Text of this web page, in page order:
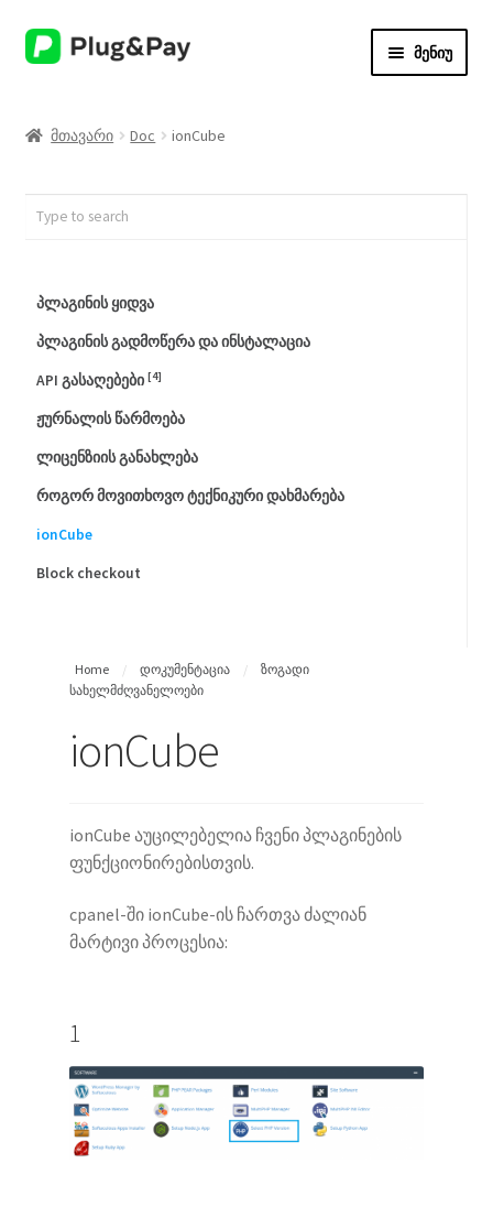
ნავიგაციაზე
გადასვლა
შიგთავსზე
გადასვლა
მენიუ
დოკუმენტაცია
ბლოგი
მთავარი Doc ionCube
პლაგინის ყიდვა
პლაგინის გადმოწერა და ინსტალაცია
API გასაღებები [4]
ჟურნალის წარმოება
ლიცენზიის განახლება
როგორ მოვითხოვო ტექნიკური დახმარება
ionCube
Block checkout
Home / დოკუმენტაცია /
ზოგადი
სახელმძღვანელოები
ionCube
ionCube აუცილებელია ჩვენი პლაგინების
ფუნქციონირებისთვის.
cpanel-ში ionCube-ის ჩართვა ძალიან
მარტივი პროცესია:
1